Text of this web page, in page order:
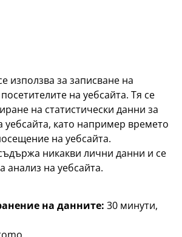
/ български
използва за записване на
на уебсайта. Тя се
на статистически данни за
уебсайта, като например времето
на уебсайта.
никакви лични данни и се
анализ на уебсайта.
на данните: 30 минути,